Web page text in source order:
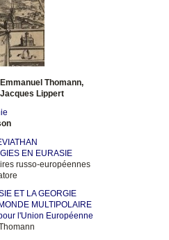
Thomann,
Lippert
EN EURASIE
russo-européennes
ET LA GEORGIE
MULTIPOLAIRE
l'Union Européenne